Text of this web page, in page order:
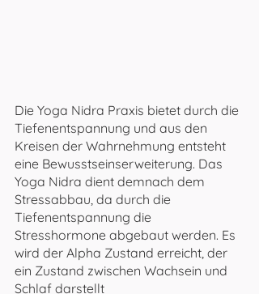
Die Yoga Nidra Praxis bietet durch die
Tiefenentspannung und aus den
Kreisen der Wahrnehmung entsteht
eine Bewusstseinserweiterung. Das
Yoga Nidra dient demnach dem
Stressabbau, da durch die
Tiefenentspannung die
Stresshormone abgebaut werden. Es
wird der Alpha Zustand erreicht, der
ein Zustand zwischen Wachsein und
Schlaf darstellt